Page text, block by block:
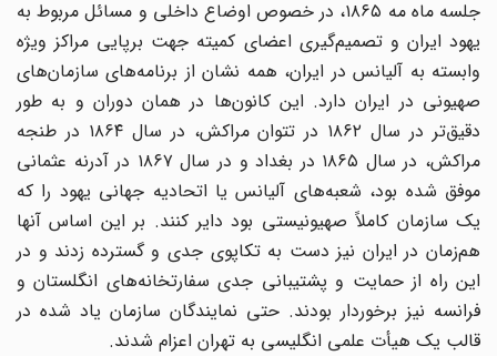
جلسه ماه مه ۱۸۶۵، در خصوص اوضاع داخلی و مسائل مربوط به
یهود ایران و تصمیم‌گیری اعضای کمیته جهت برپایی مراکز ویژه
وابسته به آلیانس در ایران، همه نشان از برنامه‌های سازمان‌های
صهیونی در ایران دارد. این کانون‌ها در همان دوران و به طور
دقیق‌تر در سال ۱۸۶۲ در تتوان مراکش، در سال ۱۸۶۴ در طنجه
مراکش، در سال ۱۸۶۵ در بغداد و در سال ۱۸۶۷ در آدرنه عثمانی
موفق شده بود، شعبه‌های آلیانس یا اتحادیه جهانی یهود را که
یک سازمان کاملاً صهیونیستی بود دایر کنند. بر این اساس آنها
هم‌زمان در ایران نیز دست به تکاپوی جدی و گسترده زدند و در
این راه از حمایت و پشتیبانی جدی سفارتخانه‌های انگلستان و
فرانسه نیز برخوردار بودند. حتی نمایندگان سازمان یاد شده در
قالب یک هیأت علمی انگلیسی به تهران اعزام شدند.